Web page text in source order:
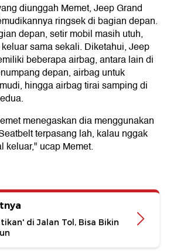
diunggah Memet, Jeep Grand
ringsek di bagian depan.
depan, setir mobil masih utuh,
sama sekali. Diketahui, Jeep
beberapa airbag, antara lain di
depan, airbag untuk
hingga airbag tirai samping di
menegaskan dia menggunakan
terpasang lah, kalau nggak
keluar," ucap Memet.
di Jalan Tol, Bisa Bikin